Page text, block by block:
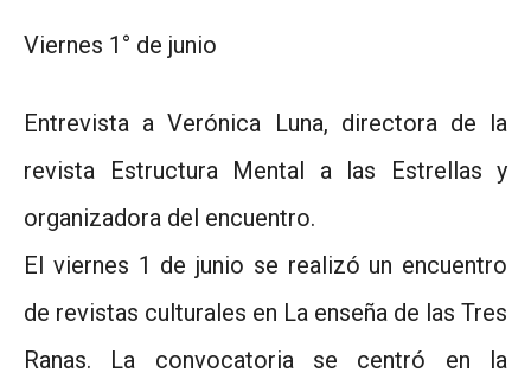
Viernes 1° de junio
Entrevista a Verónica Luna, directora de la
revista Estructura Mental a las Estrellas y
organizadora del encuentro.
El viernes 1 de junio se realizó un encuentro
de revistas culturales en La enseña de las Tres
Ranas. La convocatoria se centró en la